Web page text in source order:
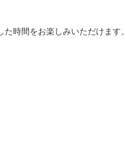
時間をお楽しみいただけます。